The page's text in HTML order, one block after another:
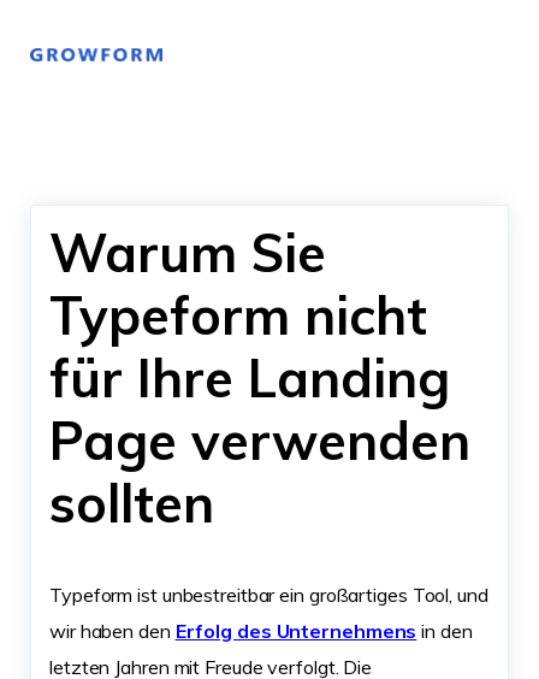
Warum Sie
Typeform nicht
für Ihre Landing
Page verwenden
sollten
Typeform ist unbestreitbar ein großartiges Tool, und
wir haben den Erfolg des Unternehmens in den
letzten Jahren mit Freude verfolgt. Die